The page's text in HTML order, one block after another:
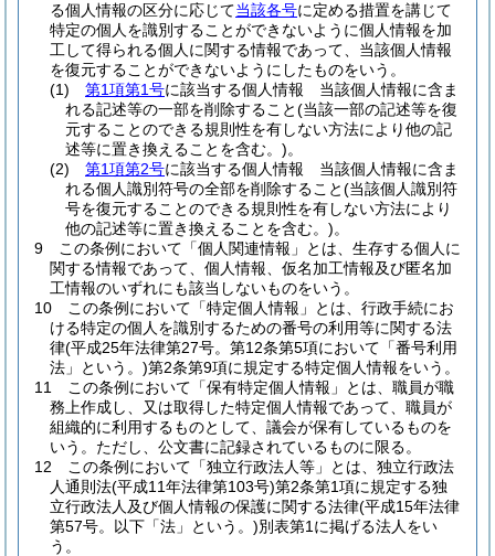
る個人情報の区分に応じて当該各号に定める措置を講じて
特定の個人を識別することができないように個人情報を加
工して得られる個人に関する情報であって、当該個人情報
を復元することができないようにしたものをいう。
(1)
第1項第1号に該当する個人情報 当該個人情報に含ま
れる記述等の一部を削除すること(当該一部の記述等を復
元することのできる規則性を有しない方法により他の記
述等に置き換えることを含む。)。
(2)
第1項第2号に該当する個人情報 当該個人情報に含ま
れる個人識別符号の全部を削除すること(当該個人識別符
号を復元することのできる規則性を有しない方法により
他の記述等に置き換えることを含む。)。
9
この条例において「個人関連情報」とは、生存する個人に
関する情報であって、個人情報、仮名加工情報及び匿名加
工情報のいずれにも該当しないものをいう。
10
この条例において「特定個人情報」とは、行政手続にお
ける特定の個人を識別するための番号の利用等に関する法
律(平成25年法律第27号。第12条第5項において「番号利用
法」という。)第2条第9項に規定する特定個人情報をいう。
11
この条例において「保有特定個人情報」とは、職員が職
務上作成し、又は取得した特定個人情報であって、職員が
組織的に利用するものとして、議会が保有しているものを
いう。 ただし、公文書に記録されているものに限る。
12
この条例において「独立行政法人等」とは、独立行政法
人通則法(平成11年法律第103号)第2条第1項に規定する独
立行政法人及び個人情報の保護に関する法律(平成15年法律
第57号。以下「法」という。)別表第1に掲げる法人をい
う。